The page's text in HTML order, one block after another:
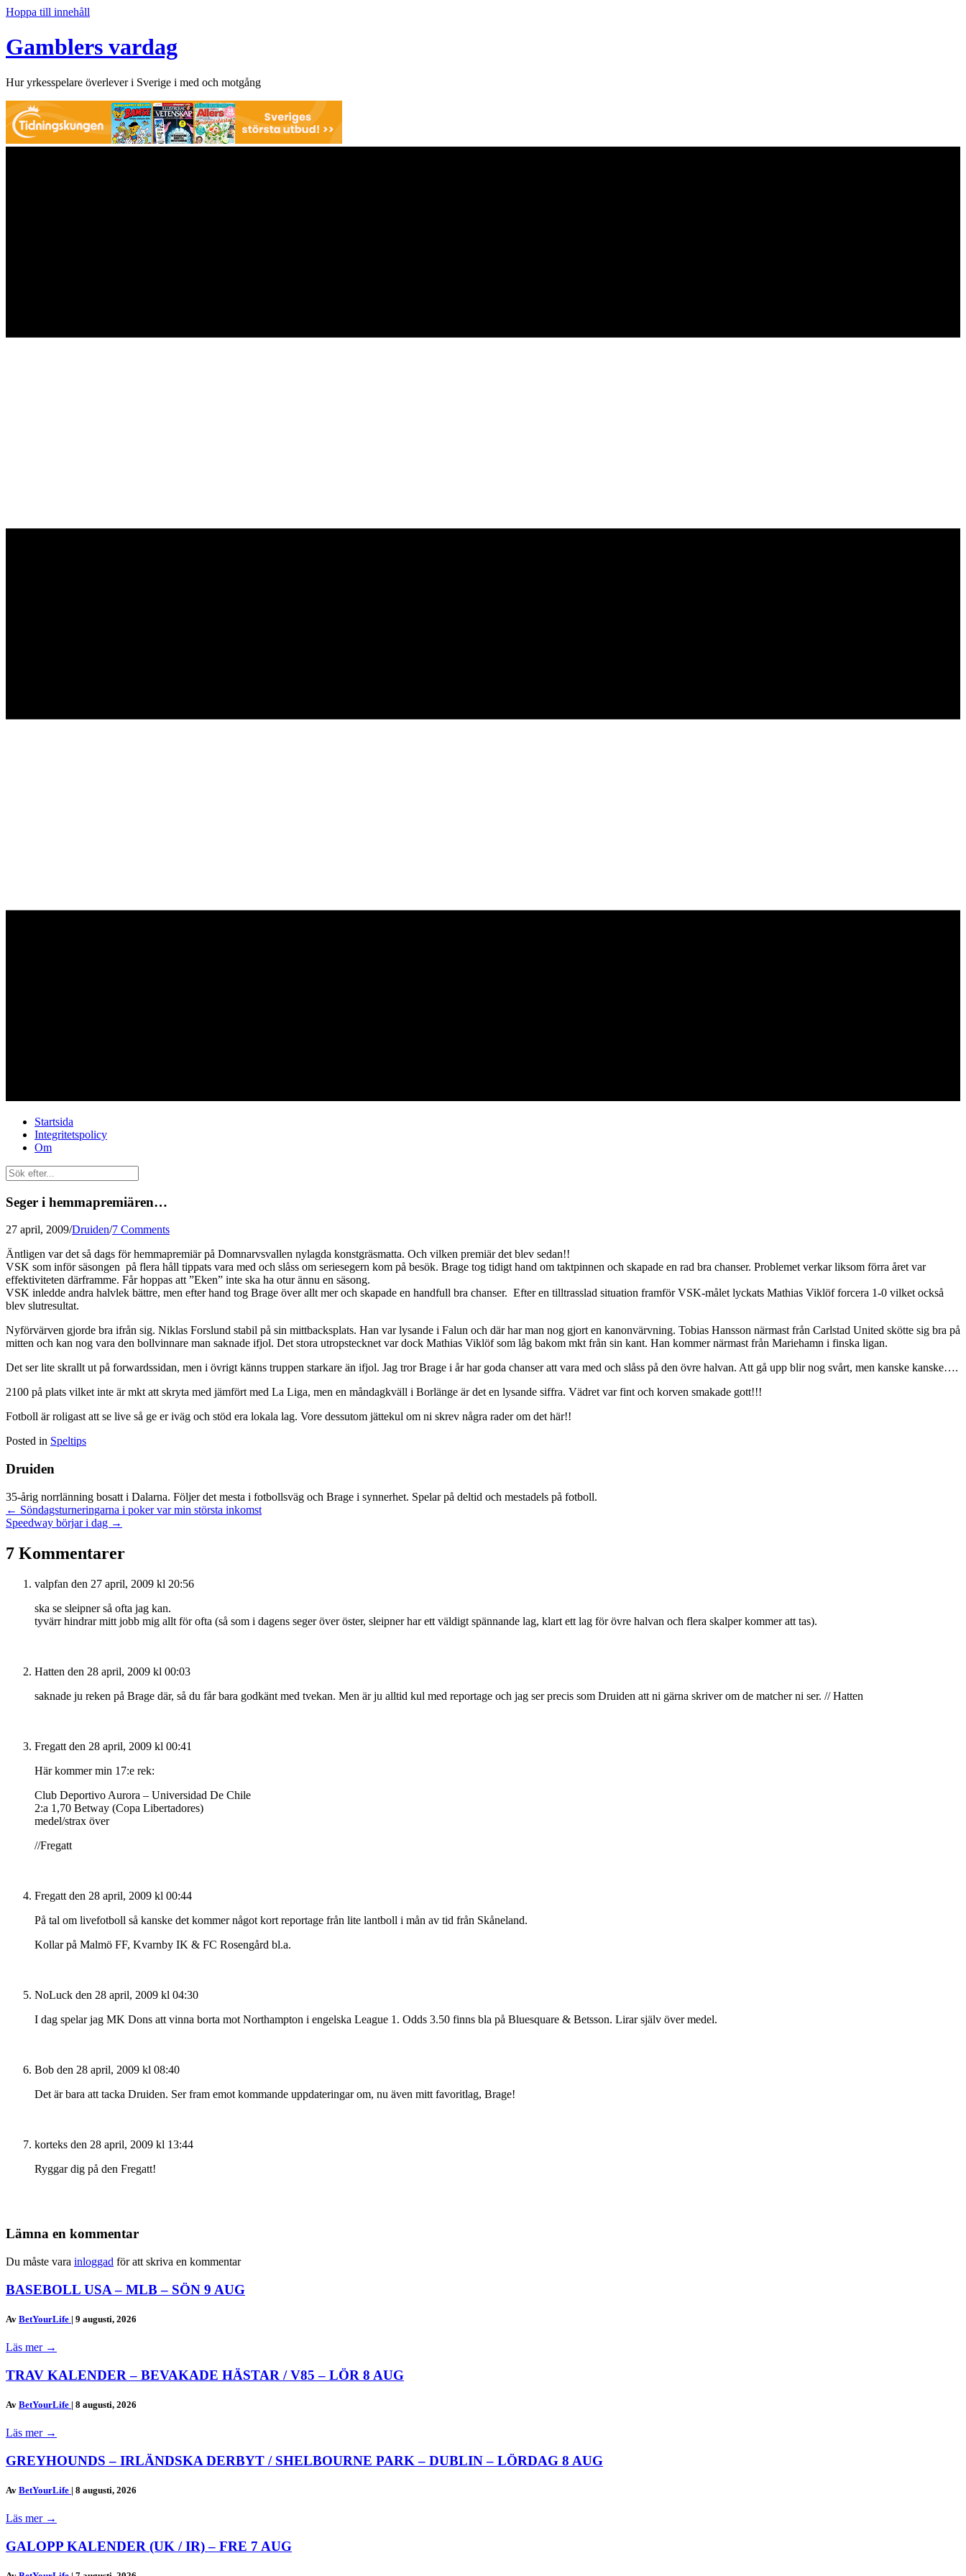
Hoppa till innehåll
Gamblers vardag
Hur yrkesspelare överlever i Sverige i med och motgång
Startsida
Integritetspolicy
Om
Seger i hemmapremiären…
27 april, 2009/Druiden/7 Comments
Äntligen var det så dags för hemmapremiär på Domnarvsvallen nylagda konstgräsmatta. Och vilken premiär det blev sedan!!
VSK som inför säsongen på flera håll tippats vara med och slåss om seriesegern kom på besök. Brage tog tidigt hand om taktpinnen och skapade en rad bra chanser. Problemet verkar liksom förra året var
effektiviteten därframme. Får hoppas att ”Eken” inte ska ha otur ännu en säsong.
VSK inledde andra halvlek bättre, men efter hand tog Brage över allt mer och skapade en handfull bra chanser. Efter en tilltrasslad situation framför VSK-målet lyckats Mathias Viklöf forcera 1-0 vilket också
blev slutresultat.
Nyförvärven gjorde bra ifrån sig. Niklas Forslund stabil på sin mittbacksplats. Han var lysande i Falun och där har man nog gjort en kanonvärvning. Tobias Hansson närmast från Carlstad United skötte sig bra på
mitten och kan nog vara den bollvinnare man saknade ifjol. Det stora utropstecknet var dock Mathias Viklöf som låg bakom mkt från sin kant. Han kommer närmast från Mariehamn i finska ligan.
Det ser lite skrallt ut på forwardssidan, men i övrigt känns truppen starkare än ifjol. Jag tror Brage i år har goda chanser att vara med och slåss på den övre halvan. Att gå upp blir nog svårt, men kanske kanske….
2100 på plats vilket inte är mkt att skryta med jämfört med La Liga, men en måndagkväll i Borlänge är det en lysande siffra. Vädret var fint och korven smakade gott!!!
Fotboll är roligast att se live så ge er iväg och stöd era lokala lag. Vore dessutom jättekul om ni skrev några rader om det här!!
Posted in Speltips
Druiden
35-årig norrlänning bosatt i Dalarna. Följer det mesta i fotbollsväg och Brage i synnerhet. Spelar på deltid och mestadels på fotboll.
Posts
navigation
← Söndagsturneringarna i poker var min största inkomst
Speedway börjar i dag →
7 Kommentarer
valpfan den 27 april, 2009 kl 20:56
ska se sleipner så ofta jag kan.
tyvärr hindrar mitt jobb mig allt för ofta (så som i dagens seger över öster, sleipner har ett väldigt spännande lag, klart ett lag för övre halvan och flera skalper kommer att tas).
Hatten den 28 april, 2009 kl 00:03
saknade ju reken på Brage där, så du får bara godkänt med tvekan. Men är ju alltid kul med reportage och jag ser precis som Druiden att ni gärna skriver om de matcher ni ser. // Hatten
Fregatt den 28 april, 2009 kl 00:41
Här kommer min 17:e rek:
Club Deportivo Aurora – Universidad De Chile
2:a 1,70 Betway (Copa Libertadores)
medel/strax över
//Fregatt
Fregatt den 28 april, 2009 kl 00:44
På tal om livefotboll så kanske det kommer något kort reportage från lite lantboll i mån av tid från Skåneland.
Kollar på Malmö FF, Kvarnby IK & FC Rosengård bl.a.
NoLuck den 28 april, 2009 kl 04:30
I dag spelar jag MK Dons att vinna borta mot Northampton i engelska League 1. Odds 3.50 finns bla på Bluesquare & Betsson. Lirar själv över medel.
Bob den 28 april, 2009 kl 08:40
Det är bara att tacka Druiden. Ser fram emot kommande uppdateringar om, nu även mitt favoritlag, Brage!
korteks den 28 april, 2009 kl 13:44
Ryggar dig på den Fregatt!
Lämna en kommentar
Du måste vara inloggad för att skriva en kommentar
BASEBOLL USA – MLB – SÖN 9 AUG
Av BetYourLife | 9 augusti, 2026
Läs mer →
TRAV KALENDER – BEVAKADE HÄSTAR / V85 – LÖR 8 AUG
Av BetYourLife | 8 augusti, 2026
Läs mer →
GREYHOUNDS – IRLÄNDSKA DERBYT / SHELBOURNE PARK – DUBLIN – LÖRDAG 8 AUG
Av BetYourLife | 8 augusti, 2026
Läs mer →
GALOPP KALENDER (UK / IR) – FRE 7 AUG